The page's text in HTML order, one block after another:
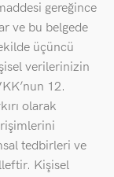
gereğince
ve bu belgede
üçüncü
verilerinizin
12.
olarak
tedbirleri ve
Kişisel